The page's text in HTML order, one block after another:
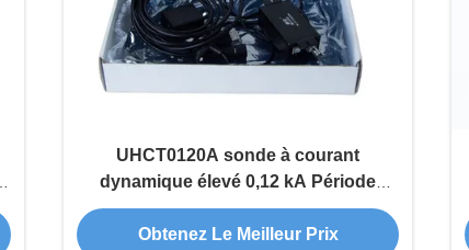
UHCT0120A sonde à courant
dynamique élevé 0,12 kA Période
maximale 70%/ms Attenuation,
conception anti-interférences
Obtenez Le Meilleur Prix